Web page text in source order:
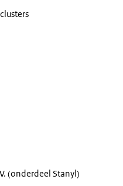
(onderdeel Stanyl)